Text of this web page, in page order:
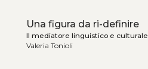
Una figura da ri-definire
Il mediatore linguistico e culturale
Valeria Tonioli